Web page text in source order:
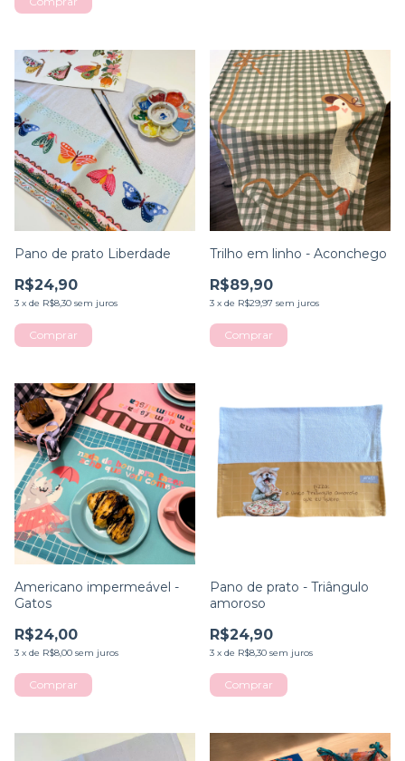
Pano de prato Liberdade
R$24,90
3 x de R$8,30 sem juros
Trilho em linho - Aconchego
R$89,90
3 x de R$29,97 sem juros
Americano impermeável -
Gatos
R$24,00
3 x de R$8,00 sem juros
Comprar
Pano de prato - Triângulo
amoroso
R$24,90
3 x de R$8,30 sem juros